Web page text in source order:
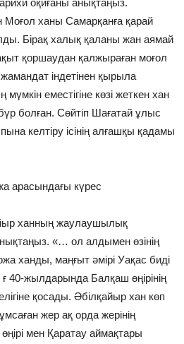
оқиғаны анықтаңыз.
Моғол ханы Самарқанға қарай
Бірақ халық қаланы жан аямай
қоршаудан қалжыраған моғол
жамандат індетінен қырыла
еместігіне көзі жеткен хан
болған. Сөйтіп Шағатай ұлыс
келтіру ісінің алғашқы қадамы
арасындағы күрес
ханның жаулаушылық
«… ол алдымен өзінің
ханды, маңғыт әмірі Уақас биді
ғ 40-жылдарында Балқаш өңірінің
қосады. Әбілқайыр хан көп
жер ақ орда жерінің
мен Қаратау аймақтары